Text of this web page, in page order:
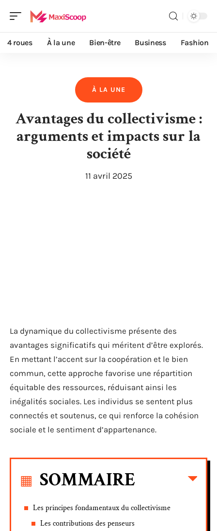
4 roues À la une Bien-être Business Fashion
À LA UNE
Avantages du collectivisme :
arguments et impacts sur la
société
11 avril 2025
La dynamique du collectivisme présente des
avantages significatifs qui méritent d’être explorés.
En mettant l’accent sur la coopération et le bien
commun, cette approche favorise une répartition
équitable des ressources, réduisant ainsi les
inégalités sociales. Les individus se sentent plus
connectés et soutenus, ce qui renforce la cohésion
sociale et le sentiment d’appartenance.
SOMMAIRE
Les principes fondamentaux du collectivisme
Les contributions des penseurs